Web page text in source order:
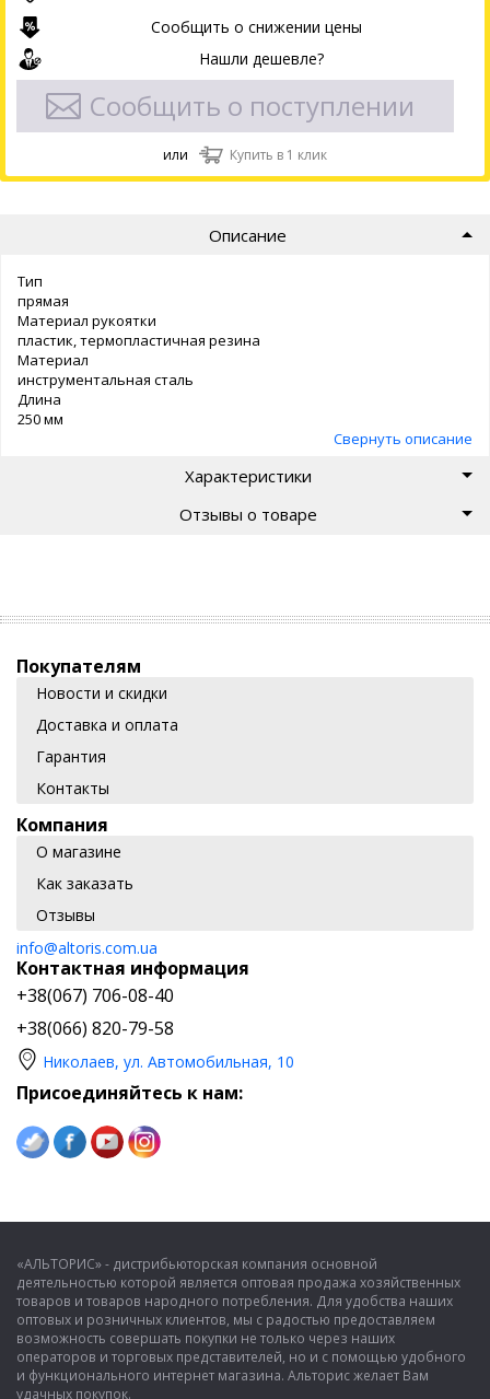
Сообщить о снижении цены
Нашли дешевле?
Сообщить о поступлении
или Купить в 1 клик
Описание
Тип
прямая
Материал рукоятки
пластик, термопластичная резина
Материал
инструментальная сталь
Длина
250 мм
Свернуть описание
Характеристики
Отзывы о товаре
Покупателям
Новости и скидки
Доставка и оплата
Гарантия
Контакты
Компания
О магазине
Как заказать
Отзывы
info@altoris.com.ua
Контактная информация
+38(067) 706-08-40
+38(066) 820-79-58
Николаев, ул. Автомобильная, 10
Присоединяйтесь к нам:
«АЛЬТОРИС» - дистрибьюторская компания основной
деятельностью которой является оптовая продажа хозяйственных
товаров и товаров народного потребления. Для удобства наших
оптовых и розничных клиентов, мы с радостью предоставляем
возможность совершать покупки не только через наших
операторов и торговых представителей, но и с помощью удобного
и функционального интернет магазина. Альторис желает Вам
удачных покупок.